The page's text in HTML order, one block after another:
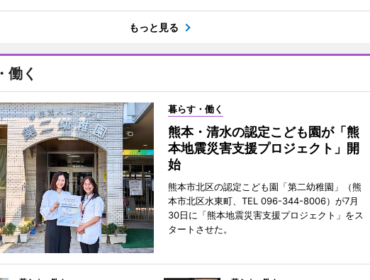
もっと見る
働く
暮らす・働く
熊本・清水の認定こども園が「熊
本地震災害支援プロジェクト」開
始
熊本市北区の認定こども園「第二幼稚園」（熊
本市北区水東町、TEL 096-344-8006）が7月
30日に「熊本地震災害支援プロジェクト」をス
タートさせた。